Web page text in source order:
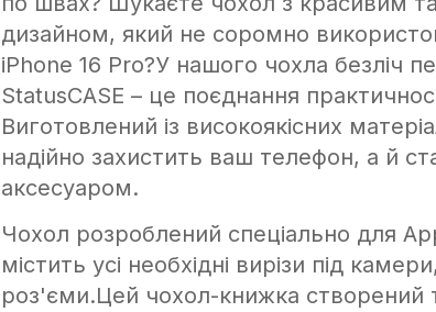
дизайном, який не соромно
iPhone 16 Pro?У нашого чохла безліч
StatusCASE – це поєднання
Виготовлений із високоякісних
надійно захистить ваш телефон, а й
аксесуаром.
Чохол розроблений спеціально для
містить усі необхідні вирізи під
роз'єми.Цей чохол-книжка створений